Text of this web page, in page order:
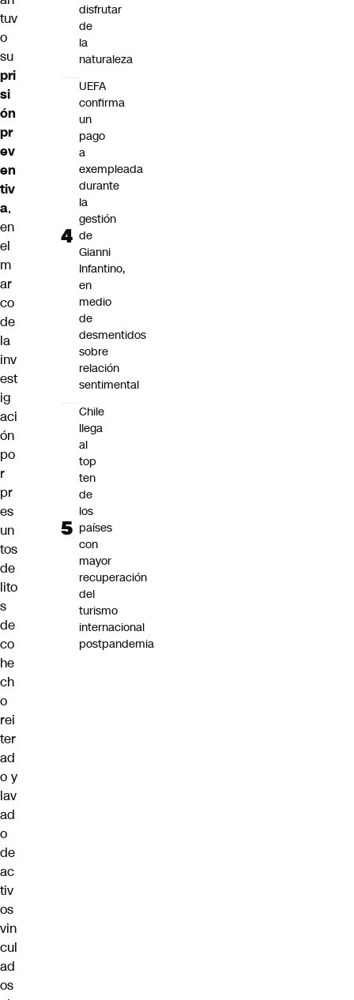
tuv
o
su
pri
si
ón
pr
ev
en
tiv
a,
en
el
m
ar
co
de
la
inv
est
ig
aci
ón
po
r
pr
es
un
tos
de
lito
s
de
co
he
ch
o
rei
ter
ad
o y
lav
ad
o
de
ac
tiv
os
vin
cul
ad
os
disfrutar
de
la
naturaleza
UEFA
confirma
un
pago
a
exempleada
durante
la
gestión
de
Gianni
Infantino,
en
medio
de
desmentidos
sobre
relación
sentimental
Chile
llega
al
top
ten
de
los
países
con
mayor
recuperación
del
turismo
internacional
postpandemia